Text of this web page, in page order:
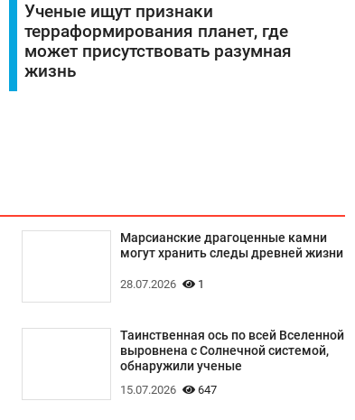
Ученые ищут признаки
терраформирования планет, где
может присутствовать разумная
жизнь
Марсианские драгоценные камни
могут хранить следы древней жизни
28.07.2026 1
Таинственная ось по всей Вселенной
выровнена с Солнечной системой,
обнаружили ученые
15.07.2026 647